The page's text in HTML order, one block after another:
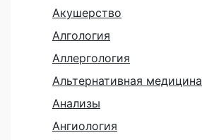
Акушерство
Алгология
Аллергология
Альтернативная медицина
Анализы
Ангиология